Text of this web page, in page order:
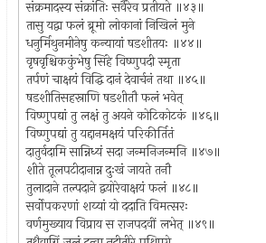
संक्रमादस्य संक्रांतिः सर्वैरेव प्रतीयते ॥४३॥
तासु यद्वा फलं ब्रूमो लोकानां निखिलं मुने
धनुर्मिथुनमीनेषु कन्यायां षडशीतयः ॥४४॥
वृषवृश्चिककुंभेषु सिंहे विष्णुपदी स्मृता
तर्पणं चाक्षयं विद्धि दानं देवार्चनं तथा ॥४५॥
षडशीतिसहस्राणि षडशीतौ फलं भवेत्
विष्णुपद्यां तु लक्षं तु अयने कोटिकोटकं ॥४६॥
विष्णुपद्यां तु यद्दानमक्षयं परिकीर्तितं
दातुर्वदामि सान्निध्यं सदा जन्मनिजन्मनि ॥४७॥
शीते तूलपटीदानान्न दुःखं जायते तनौ
तुलादाने तल्पदाने द्वयोरेवाक्षयं फलं ॥४८॥
सर्वोपकरणां शय्यां यो ददाति विमत्सरः
वर्णमुख्याय विप्राय स राजपदवीं लभेत् ॥४९॥